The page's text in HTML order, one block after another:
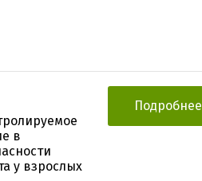
в
у взрослых
Подробнее